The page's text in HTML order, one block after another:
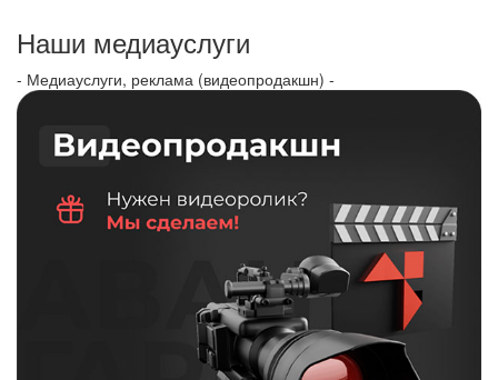
Наши медиауслуги
- Медиауслуги, реклама (видеопродакшн) -